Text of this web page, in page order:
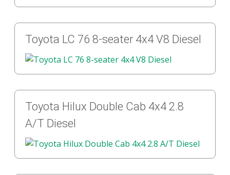
Toyota LC 76 8-seater 4x4 V8 Diesel
Toyota Hilux Double Cab 4x4 2.8
A/T Diesel